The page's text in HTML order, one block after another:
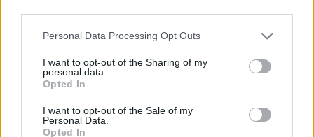
Please note that this website/app uses one or more Google
not limited to your visit or usage behaviour. You may click to
grant or deny consent to Google and its third-party tags to
use your data for below specified purposes in below Google
consent section.
Personal Data Processing Opt Outs
I want to opt-out of the Sharing of my
personal data.
Opted In
I want to opt-out of the Sale of my
Personal Data.
Opted In
Share:
Ακολουθήστε το Νewsit.gr στοGoogle News
ενημερωθείτε πρώτοι για όλη την ειδησεογραφία και τα
τελευταία νέα